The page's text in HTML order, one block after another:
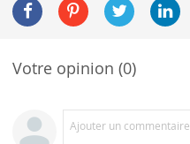
Votre opinion (0)
Ajouter un commentaire